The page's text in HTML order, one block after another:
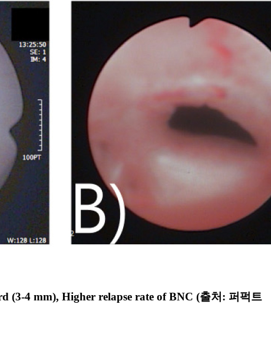
4 mm), Higher relapse rate of BNC (출처: 퍼퍽트